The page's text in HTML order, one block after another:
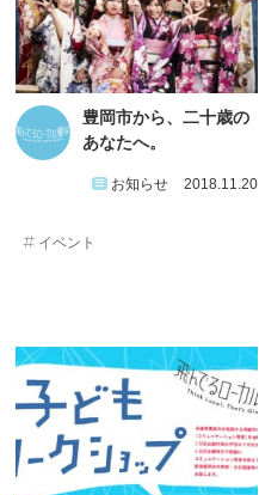
豊岡市から、二十歳の
あなたへ。
お知らせ 2018.11.20
イベント